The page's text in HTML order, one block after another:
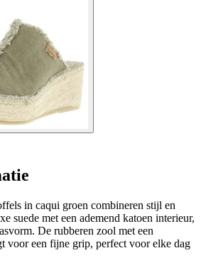
in caqui groen combineren stijl en
suede met een ademend katoen interieur,
De rubberen zool met een
voor een fijne grip, perfect voor elke dag